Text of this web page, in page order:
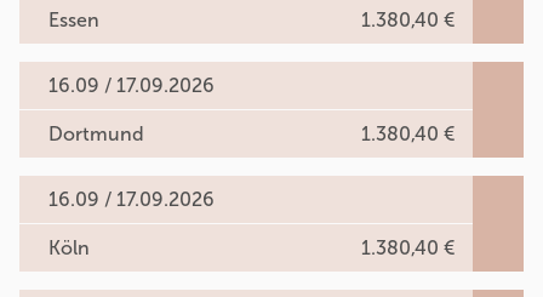
Essen 1.380,40 €
16.09 / 17.09.2026
Dortmund 1.380,40 €
16.09 / 17.09.2026
Köln 1.380,40 €